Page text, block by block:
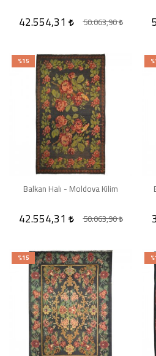
42.554,31 50.063,90
Balkan Halı - Moldova Kilim
%15
42.554,31 50.063,90
%15